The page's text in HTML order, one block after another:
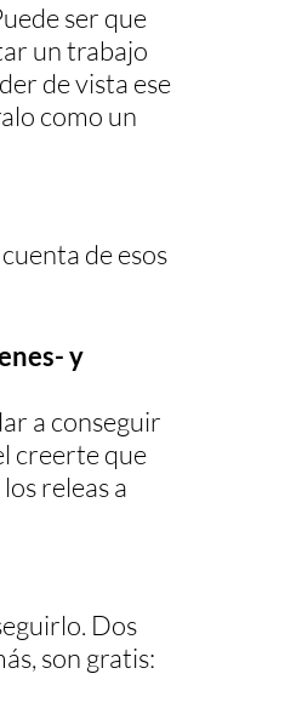
ser que
un trabajo
de vista ese
como un
de esos
y
a conseguir
creerte que
releas a
Dos
son gratis: